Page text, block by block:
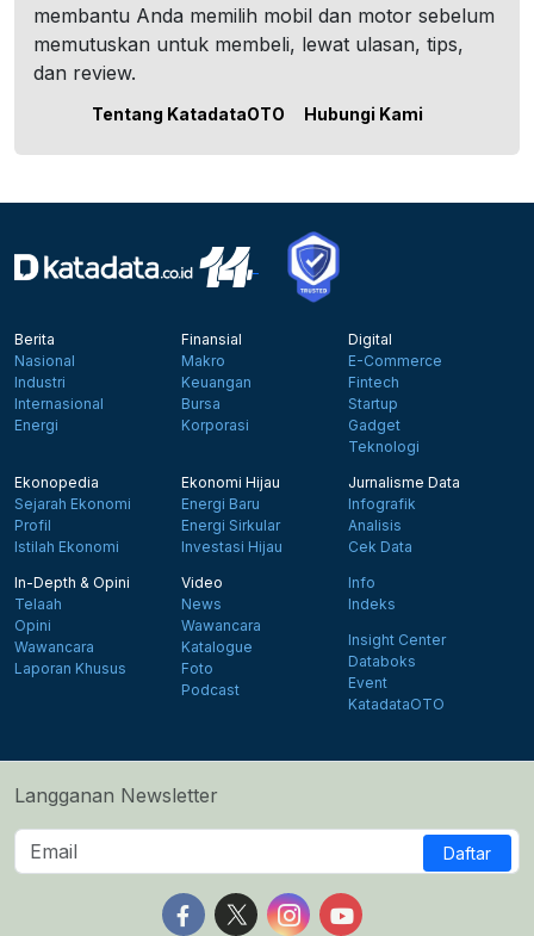
membantu Anda memilih mobil dan motor sebelum
memutuskan untuk membeli, lewat ulasan, tips,
dan review.
Tentang KatadataOTO Hubungi Kami
Berita
Nasional
Industri
Internasional
Energi
Finansial
Makro
Keuangan
Bursa
Korporasi
Digital
E-Commerce
Fintech
Startup
Gadget
Teknologi
Ekonopedia
Sejarah Ekonomi
Profil
Istilah Ekonomi
Ekonomi Hijau
Energi Baru
Energi Sirkular
Investasi Hijau
Jurnalisme Data
Infografik
Analisis
Cek Data
In-Depth & Opini
Telaah
Opini
Wawancara
Laporan Khusus
Video
News
Wawancara
Katalogue
Foto
Podcast
Info
Indeks
Insight Center
Databoks
Event
KatadataOTO
Langganan Newsletter
Daftar
Follow us on Facebook
Follow us on X
Follow us on Instagram
Follow us on